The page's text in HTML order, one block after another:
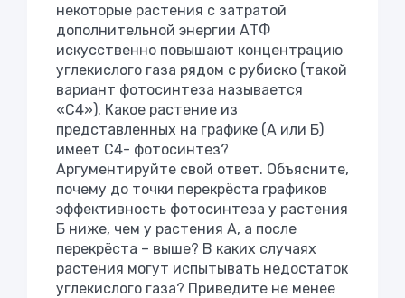
некоторые растения с затратой
дополнительной энергии АТФ
искусственно повышают концентрацию
углекислого газа рядом с рубиско (такой
вариант фотосинтеза называется
«С4»). Какое растение из
представленных на графике (А или Б)
имеет С4- фотосинтез?
Аргументируйте свой ответ. Объясните,
почему до точки перекрёста графиков
эффективность фотосинтеза у растения
Б ниже, чем у растения А, а после
перекрёста – выше? В каких случаях
растения могут испытывать недостаток
углекислого газа? Приведите не менее